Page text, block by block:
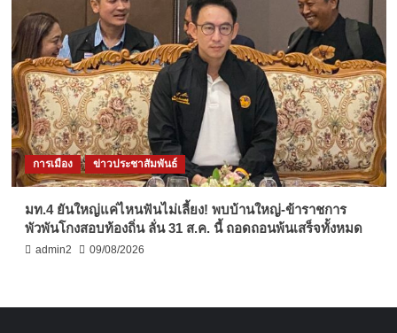
การเมือง ข่าวประชาสัมพันธ์
มท.4 ยันใหญ่แค่ไหนฟันไม่เลี้ยง! พบบ้านใหญ่-ข้าราชการ
พัวพันโกงสอบท้องถิ่น ลั่น 31 ส.ค. นี้ ถอดถอนพ้นเสร็จทั้งหมด
admin2 09/08/2026